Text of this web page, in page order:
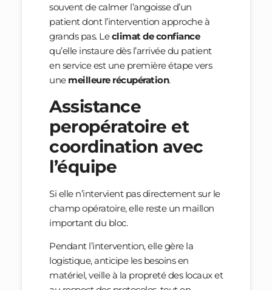
souvent de calmer l’angoisse d’un
patient dont l’intervention approche à
grands pas. Leclimat de confiance
qu’elle instaure dès l’arrivée du patient
en service est une première étape vers
une meilleure récupération.
Assistance
peropératoire et
coordination avec
l’équipe
Si elle n’intervient pas directement sur le
champ opératoire, elle reste un maillon
important du bloc.
Pendant l’intervention, elle gère la
logistique, anticipe les besoins en
matériel, veille à la propreté des locaux et